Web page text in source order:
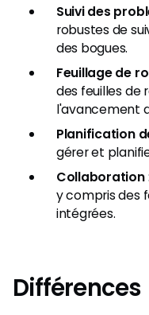
Suivi des
robustes de
des bogues.
Feuillage de
des feuilles de
l'avancement
Planification
gérer et
Collaboration
y compris des
intégrées.
Différences